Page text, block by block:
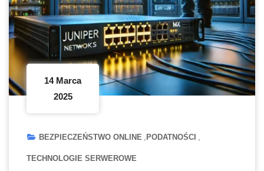
14 Marca
2025
BEZPIECZEŃSTWO ONLINE PODATNOŚCI
TECHNOLOGIE SERWEROWE